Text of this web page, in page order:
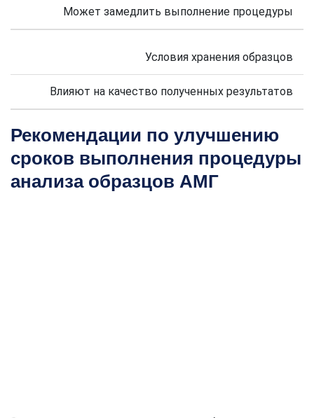
Может замедлить выполнение процедуры
Условия хранения образцов
Влияют на качество полученных результатов
Рекомендации по улучшению
сроков выполнения процедуры
анализа образцов АМГ